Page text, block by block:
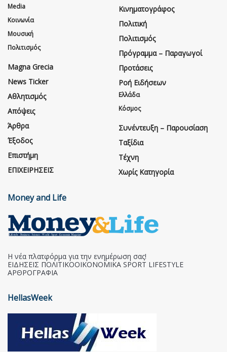
Media
Κοινωνία
Μουσική
Πολιτισμός
Magna Grecia
News Ticker
Αθλητισμός
Απόψεις
Άρθρα
Έξοδος
Επιστήμη
ΕΠΙΧΕΙΡΗΣΕΙΣ
Κινηματογράφος
Πολιτική
Πολιτισμός
Πρόγραμμα – Παραγωγοί
Προτάσεις
Ροή Ειδήσεων
Ελλάδα
Κόσμος
Συνέντευξη – Παρουσίαση
Ταξίδια
Τέχνη
Χωρίς Κατηγορία
Money and Life
Η νέα πλατφόρμα για την ενημέρωση σας!
ΕΙΔΗΣΕΙΣ ΠΟΛΙΤΙΚΟΟΙΚΟΝΟΜΙΚΑ SPORT LIFESTYLE
ΑΡΘΡΟΓΡΑΦΙΑ
HellasWeek